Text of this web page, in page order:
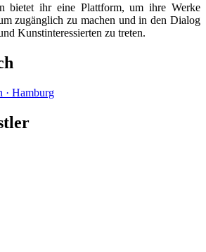
bietet ihr eine Plattform, um ihre Werke
zugänglich zu machen und in den Dialog
Kunstinteressierten zu treten.
· Hamburg